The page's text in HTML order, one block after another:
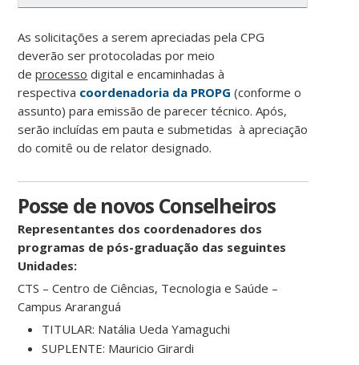
As solicitações a serem apreciadas pela CPG
deverão ser protocoladas por meio
deprocesso digital e encaminhadas à
respectiva coordenadoria da PROPG (conforme o
assunto) para emissão de parecer técnico. Após,
serão incluídas em pauta e submetidas à apreciação
do comitê ou de relator designado.
Posse de novos Conselheiros
Representantes dos coordenadores dos
programas de pós-graduação das seguintes
Unidades:
CTS – Centro de Ciências, Tecnologia e Saúde –
Campus Araranguá
TITULAR: Natália Ueda Yamaguchi
SUPLENTE: Mauricio Girardi